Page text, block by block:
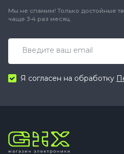
Мы не спамим! Только достойные
чаще 3-4 раз месяц.
Я согласен на обработку